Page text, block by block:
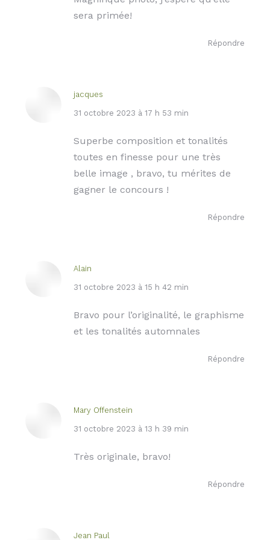
sera primée!
Répondre
jacques
dit
31 octobre 2023 à 17 h 53 min
Superbe composition et tonalités
toutes en finesse pour une très
belle image , bravo, tu mérites de
gagner le concours !
Répondre
Alain
dit
31 octobre 2023 à 15 h 42 min
Bravo pour l’originalité, le graphisme
et les tonalités automnales
Répondre
Mary Offenstein
dit
31 octobre 2023 à 13 h 39 min
Très originale, bravo!
Répondre
Jean Paul